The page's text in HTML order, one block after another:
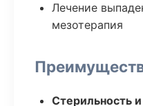
Лечение
мезотерапия
Стерильность